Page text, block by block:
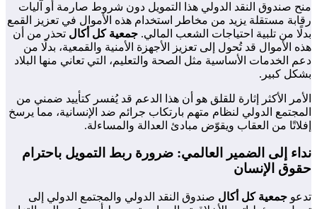
منح صندوق النقد الدولي هذا التمويل دون شروط صارمة أو آليات
رقابة مستقلة يزيد من مخاطر استخدام هذه الأموال في تعزيز القمع
بدلًا من تلبية احتياجات الشعب المالي. جمعية كل أكال تحذر من أن
هذه الأموال قد تُحول إلى تعزيز الأجهزة الأمنية والقمعية، بدلًا من
دعم الخدمات الأساسية مثل الصحة والتعليم، التي تعاني منها البلاد
بشكل كبير.
الأمر الأكثر إثارة للقلق هو أن هذا الدعم قد يُفسر كتأييد ضمني من
المجتمع الدولي لنظام متهم بارتكاب جرائم ضد الإنسانية، مما يرسخ
إفلاتًا من العقاب ويقوّض مبادئ العدالة والمساءلة.
نداء إلى الضمير العالمي: ضرورة ربط التمويل باحترام
حقوق الإنسان
تدعو جمعية كل أكال صندوق النقد الدولي والمجتمع الدولي إلى